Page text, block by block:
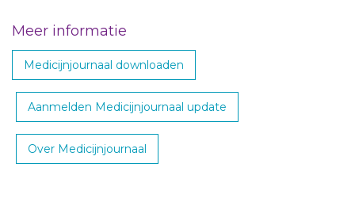
Meer informatie
Medicijnjournaal downloaden
Aanmelden Medicijnjournaal update
Over Medicijnjournaal